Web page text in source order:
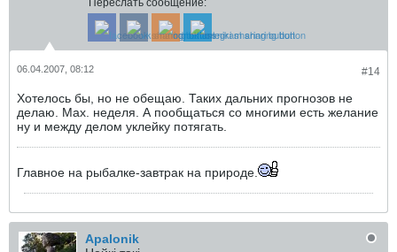
Переслать сообщение:
#14
06.04.2007, 08:12
Хотелось бы, но не обещаю. Таких дальних прогнозов не
делаю. Мах. неделя. А пообщаться со многими есть желание
ну и между делом уклейку потягать.
Главное на рыбалке-завтрак на природе.
Apalonik